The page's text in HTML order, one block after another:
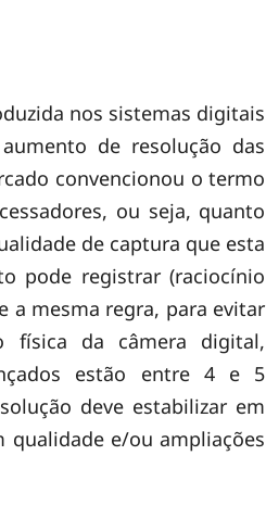
nos sistemas digitais
de resolução das
convencionou o termo
ou seja, quanto
de captura que esta
pode registrar (raciocínio
a mesma regra, para evitar
física da câmera digital,
estão entre 4 e 5
deve estabilizar em
e/ou ampliações